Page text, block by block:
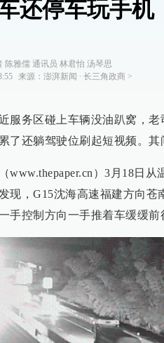
还停车玩手机
陈雅儒 通讯员 林君怡 汤琴思
来源： 澎湃新闻 ∙ 长三角政商>
服务区碰上车辆没油趴窝，
了还躺驾驶位刷起短视频。其
www.thepaper.cn）3月18日
现，G15沈海高速福建方向
手控制方向一手推着车缓缓前